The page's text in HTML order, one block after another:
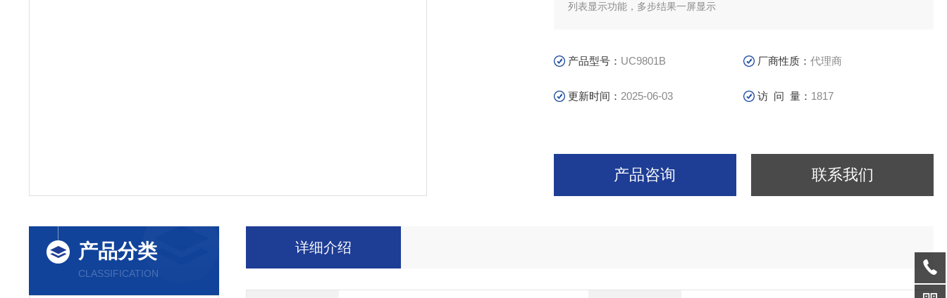
列表显示功能，多步结果一屏显示
电流底数清零功能
产品型号： UC9801B 厂商性质：代理商
更新时间： 2025-06-03 访 问 量： 1817
产品咨询 联系我们
产品分类
CLASSIFICATION
详细介绍